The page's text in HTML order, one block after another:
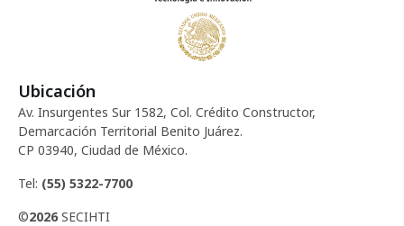
Ubicación
Av. Insurgentes Sur 1582, Col. Crédito Constructor,
Demarcación Territorial Benito Juárez.
CP 03940, Ciudad de México.
Tel: (55) 5322-7700
©2026 SECIHTI